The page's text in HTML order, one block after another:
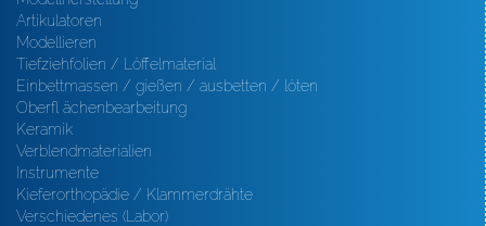
Artikulatoren
Modellieren
Tiefziehfolien / Löffelmaterial
Einbettmassen / gießen / ausbetten / löten
Oberfl ächenbearbeitung
Keramik
Verblendmaterialien
Instrumente
Kieferorthopädie / Klammerdrähte
Verschiedenes (Labor)